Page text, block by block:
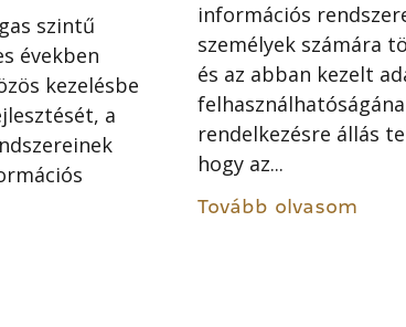
szintű
években
kezelésbe
a
információs
személyek számára
és az abban kezelt
rendelkezésre állás
hogy az...
Tovább olvasom